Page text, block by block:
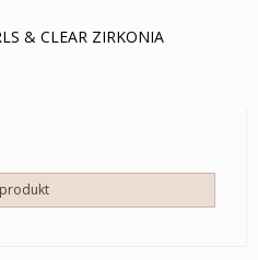
& CLEAR ZIRKONIA